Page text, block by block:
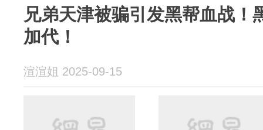
兄弟天津被骗引发黑帮血战！
加代！
渲渲姐 2025-09-15